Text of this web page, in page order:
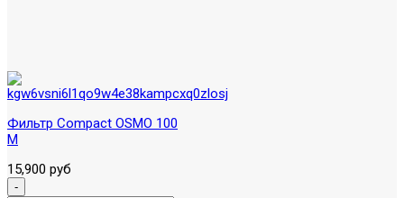
Фильтр Compact OSMO 100
М
15,900 руб